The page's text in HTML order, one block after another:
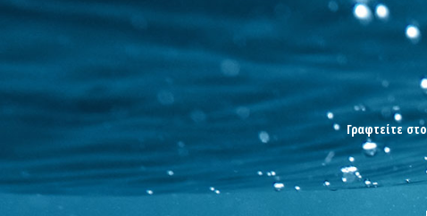
Γραφτείτε